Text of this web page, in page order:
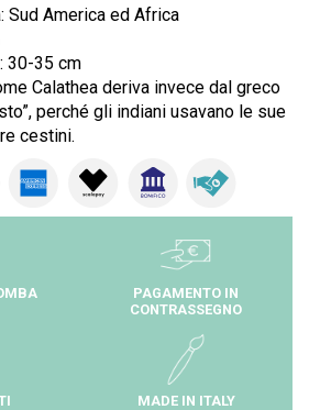
Sud America ed Africa
30-35 cm
Calathea deriva invece dal greco
perché gli indiani usavano le sue
cestini.
PAGAMENTO IN
CONTRASSEGNO
MADE IN ITALY